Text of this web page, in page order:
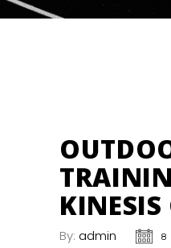
By: admin
8